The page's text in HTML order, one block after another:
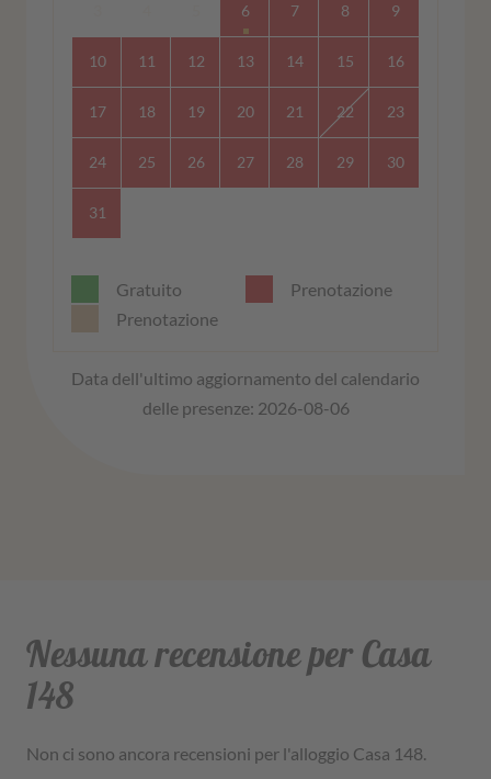
6 7 8 9
10 11 12 13 14 15 16
17 18 19 20 21 22 23
24 25 26 27 28 29 30
31
Gratuito
Prenotazione
Prenotazione
Data dell'ultimo aggiornamento del calendario
delle presenze: 2026-08-06
Nessuna recensione per Casa
148
Non ci sono ancora recensioni per l'alloggio Casa 148.